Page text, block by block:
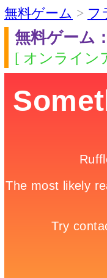
無料ゲーム > フ
無料ゲーム
[ オンライン